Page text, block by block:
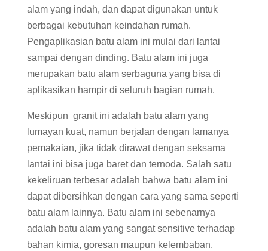
alam yang indah, dan dapat digunakan untuk
berbagai kebutuhan keindahan rumah.
Pengaplikasian batu alam ini mulai dari lantai
sampai dengan dinding. Batu alam ini juga
merupakan batu alam serbaguna yang bisa di
aplikasikan hampir di seluruh bagian rumah.
Meskipun granit ini adalah batu alam yang
lumayan kuat, namun berjalan dengan lamanya
pemakaian, jika tidak dirawat dengan seksama
lantai ini bisa juga baret dan ternoda. Salah satu
kekeliruan terbesar adalah bahwa batu alam ini
dapat dibersihkan dengan cara yang sama seperti
batu alam lainnya. Batu alam ini sebenarnya
adalah batu alam yang sangat sensitive terhadap
bahan kimia, goresan maupun kelembaban.